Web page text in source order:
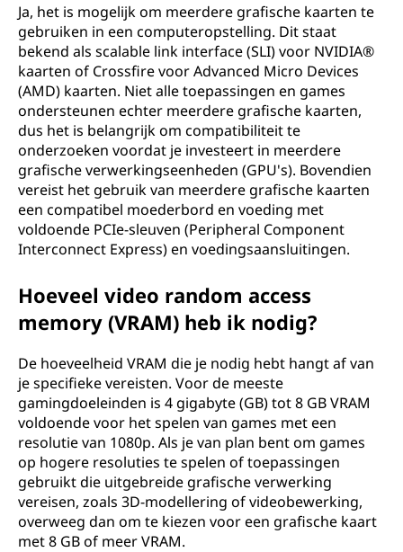
Ja, het is mogelijk om meerdere grafische kaarten te
gebruiken in een computeropstelling. Dit staat
bekend als scalable link interface (SLI) voor NVIDIA®
kaarten of Crossfire voor Advanced Micro Devices
(AMD) kaarten. Niet alle toepassingen en games
ondersteunen echter meerdere grafische kaarten,
dus het is belangrijk om compatibiliteit te
onderzoeken voordat je investeert in meerdere
grafische verwerkingseenheden (GPU's). Bovendien
vereist het gebruik van meerdere grafische kaarten
een compatibel moederbord en voeding met
voldoende PCIe-sleuven (Peripheral Component
Interconnect Express) en voedingsaansluitingen.
Hoeveel video random access
memory (VRAM) heb ik nodig?
De hoeveelheid VRAM die je nodig hebt hangt af van
je specifieke vereisten. Voor de meeste
gamingdoeleinden is 4 gigabyte (GB) tot 8 GB VRAM
voldoende voor het spelen van games met een
resolutie van 1080p. Als je van plan bent om games
op hogere resoluties te spelen of toepassingen
gebruikt die uitgebreide grafische verwerking
vereisen, zoals 3D-modellering of videobewerking,
overweeg dan om te kiezen voor een grafische kaart
met 8 GB of meer VRAM.